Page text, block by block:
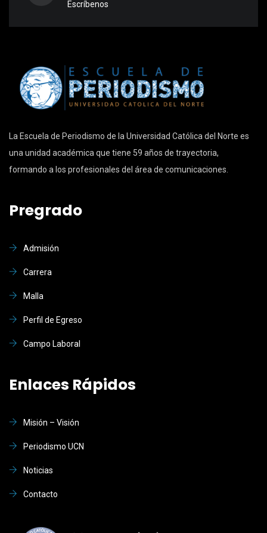
Escríbenos
La Escuela de Periodismo de la Universidad Católica del Norte es
una unidad académica que tiene 59 años de trayectoria,
formando a los profesionales del área de comunicaciones.
Pregrado
Admisión
Carrera
Malla
Perfil de Egreso
Campo Laboral
Enlaces Rápidos
Misión – Visión
Periodismo UCN
Noticias
Contacto